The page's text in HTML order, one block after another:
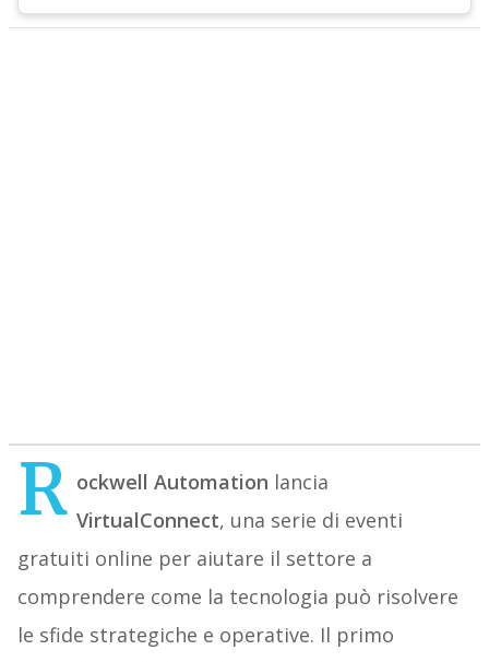
R ockwell Automation lancia
VirtualConnect, una serie di eventi
gratuiti online per aiutare il settore a
comprendere come la tecnologia può risolvere
le sfide strategiche e operative. Il primo